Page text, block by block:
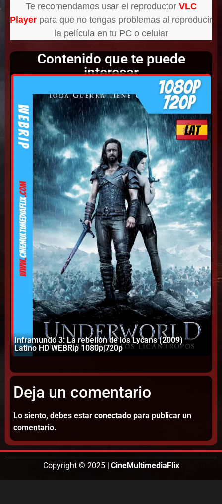
Te recomendamos usar el reproductor VLC
Player para que no tengas problemas al reproducir
la película en tu PC o celular
Contenido que te puede
interesar
Inframundo 3: La rebelión de los Lycans (2009)
Latino HD WEBRip 1080p|720p
Deja un comentario
Lo siento, debes estar conectado para publicar un
comentario.
Copyright © 2025 | CineMultimediaFlix